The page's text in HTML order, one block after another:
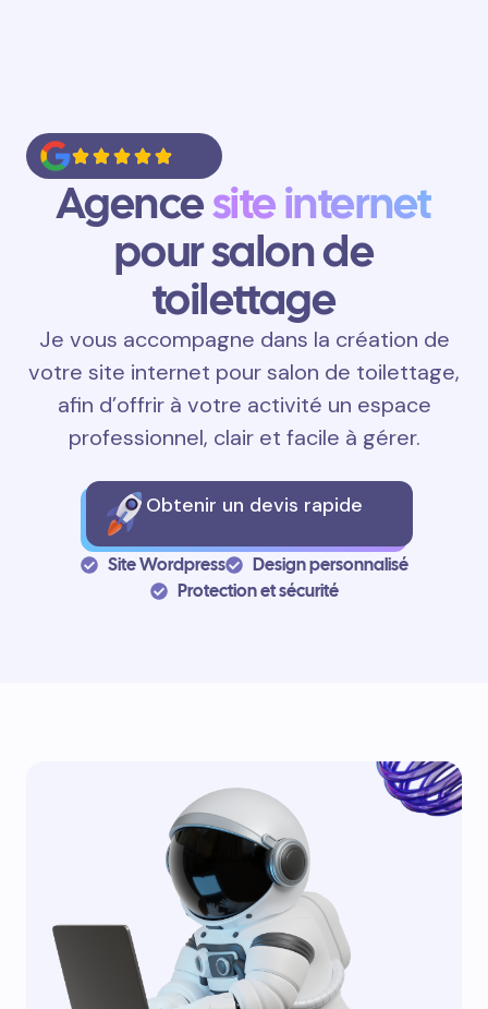
Agencesite internet
pour salon de
toilettage
Je vous accompagne dans la création de
votre site internet pour salon de toilettage,
afin d’offrir à votre activité un espace
professionnel, clair et facile à gérer.
Obtenir un devis rapide
Site Wordpress
Design personnalisé
Protection et sécurité